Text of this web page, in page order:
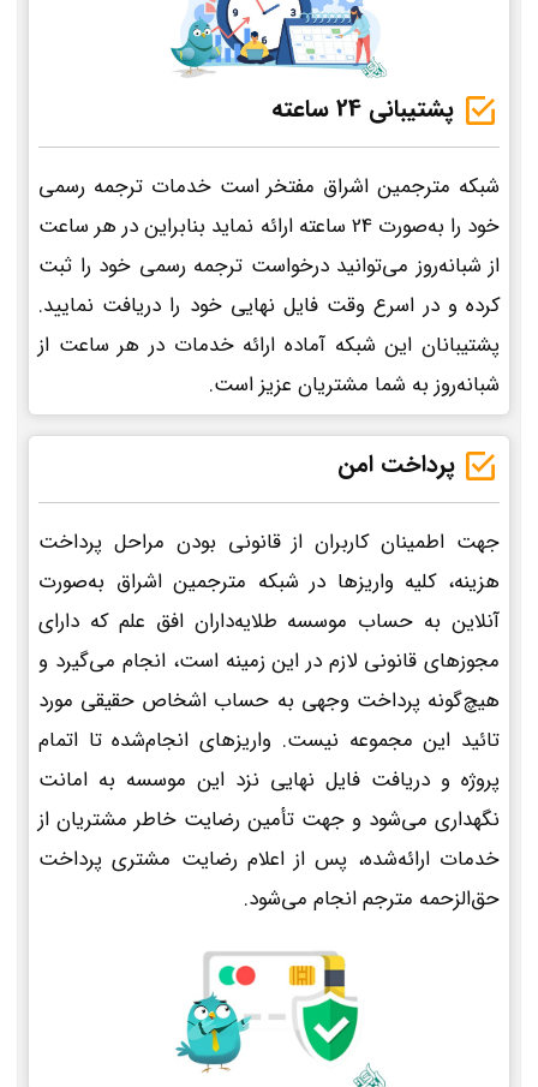
پشتیبانی 24 ساعته
شبکه مترجمین اشراق مفتخر است خدمات ترجمه رسمی
خود را به‌صورت 24 ساعته ارائه نماید بنابراین در هر ساعت
از شبانه‌روز می‌توانید درخواست ترجمه رسمی خود را ثبت
کرده و در اسرع وقت فایل نهایی خود را دریافت نمایید.
پشتیبانان این شبکه آماده ارائه خدمات در هر ساعت از
شبانه‌روز به شما مشتریان عزیز است.
پرداخت امن
جهت اطمینان کاربران از قانونی بودن مراحل پرداخت
هزینه، کلیه واریزها در شبکه مترجمین اشراق به‌صورت
آنلاین به حساب موسسه طلایه‌داران افق علم که دارای
مجوزهای قانونی لازم در این زمینه است، انجام می‌گیرد و
هیچ‌گونه پرداخت وجهی به حساب اشخاص حقیقی مورد
تائید این مجموعه نیست. واریزهای انجام‌شده تا اتمام
پروژه و دریافت فایل نهایی نزد این موسسه به امانت
نگهداری می‌شود و جهت تأمین رضایت خاطر مشتریان از
خدمات ارائه‌شده، پس از اعلام رضایت مشتری پرداخت
حق‌الزحمه مترجم انجام می‌شود.